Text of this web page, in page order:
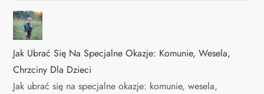
Jak Ubrać Się Na Specjalne Okazje: Komunie, Wesela,
Chrzciny Dla Dzieci
Jak ubrać się na specjalne okazje: komunie, wesela,